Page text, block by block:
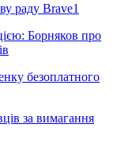
раду Brave1
Борняков про
безоплатного
за вимагання